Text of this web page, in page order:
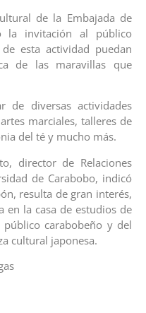
de la Embajada de
la invitación al público
esta actividad puedan
de las maravillas que
de diversas actividades
marciales, talleres de
del té y mucho más.
director de Relaciones
de Carabobo, indicó
resulta de gran interés,
en la casa de estudios de
carabobeño y del
cultural japonesa.